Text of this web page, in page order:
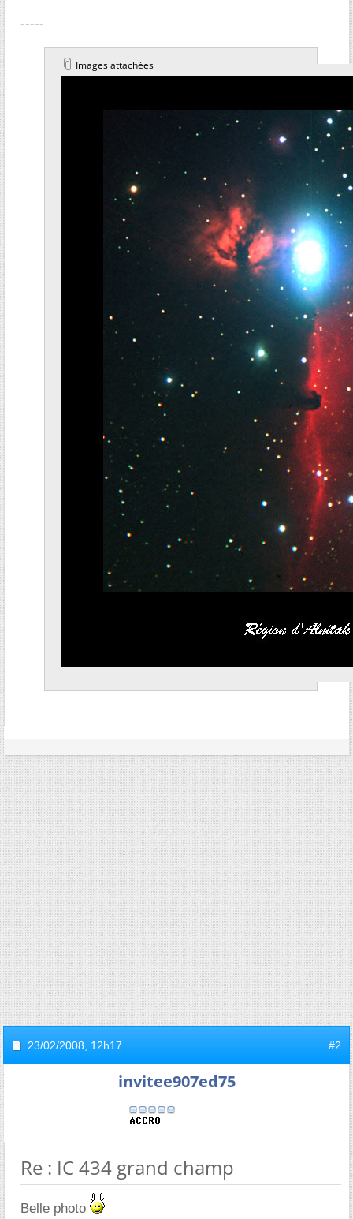
-----
Images attachées
23/02/2008, 12h17 #2
invitee907ed75
Re : IC 434 grand champ
Belle photo